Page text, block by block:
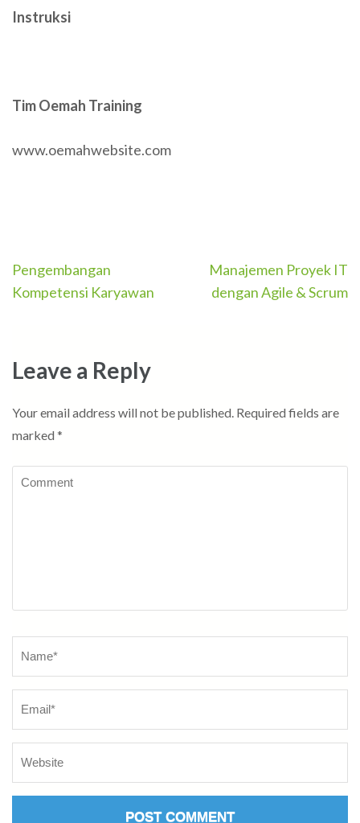
Instruksi
Tim Oemah Training
www.oemahwebsite.com
Post
navigation
Pengembangan
Kompetensi Karyawan
Manajemen Proyek IT
dengan Agile & Scrum
Leave a Reply
Your email address will not be published. Required fields are
marked *